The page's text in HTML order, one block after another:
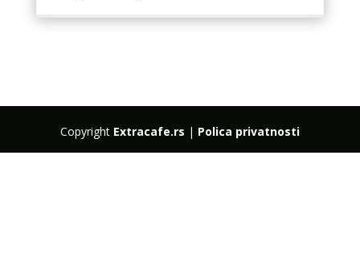
Copyright Extracafe.rs | Polica privatnosti